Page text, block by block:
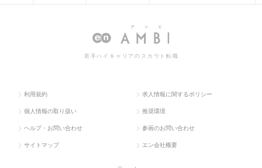
械・自動車） 転職・求人情報一覧
若手ハイキャリアのスカウト転職
利用規約 求人情報に関するポリシー
個人情報の取り扱い 推奨環境
ヘルプ・お問い合わせ 参画のお問い合わせ
サイトマップ エン会社概要